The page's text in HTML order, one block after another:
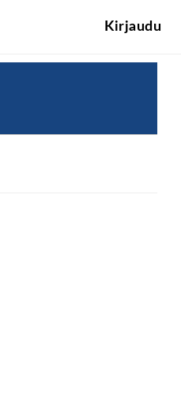
Kirjaudu